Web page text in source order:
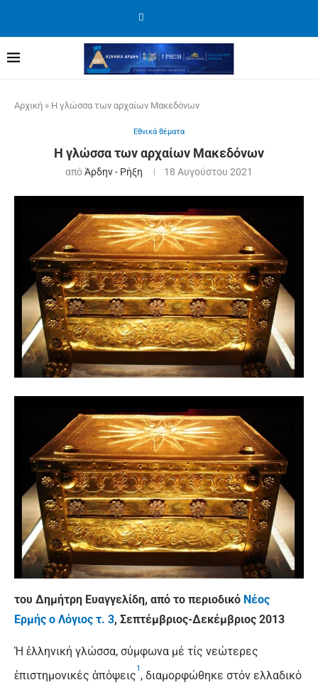
Αρχική » Η γλώσσα των αρχαίων Μακεδόνων
Εθνικά θέματα
Η γλώσσα των αρχαίων Μακεδόνων
απόΆρδην - Ρήξη 18 Αυγούστου 2021
του Δημήτρη Ευαγγελίδη, από το περιοδικό Νέος
Ερμής ο Λόγιος τ. 3, Σεπτέμβριος-Δεκέμβριος 2013
Ἡ ἑλληνική γλώσσα, σύμφωνα μέ τίς νεώτερες
ἐπιστημονικές ἀπόψεις
1
, διαμορφώθηκε στόν ελλαδικό